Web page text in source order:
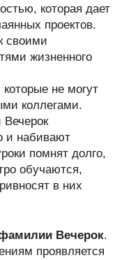
которая дает
проектов.
своими
жизненного
не могут
коллегами.
и набивают
помнят долго,
обучаются,
в них
Вечерок.
проявляется